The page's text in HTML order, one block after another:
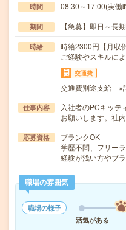
時間 08:30～17:00(実働
期間 【急募】即日～長
時給
時給2300円【月収
ご経験やスキルに
交通費
交通費別途支給 ※
仕事内容
入社者のPCキッテ
お願いします。社
応募資格
ブランクOK
学歴不問、フリー
経験が浅い方やブ
職場の雰囲気
職場の様子
活気がある